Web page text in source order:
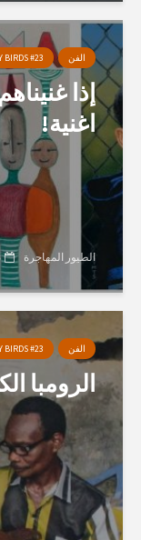
الفن BIRDS #23
إذا
اغنية!
الطيور المهاجرة
الفن BIRDS #23
الرومبا